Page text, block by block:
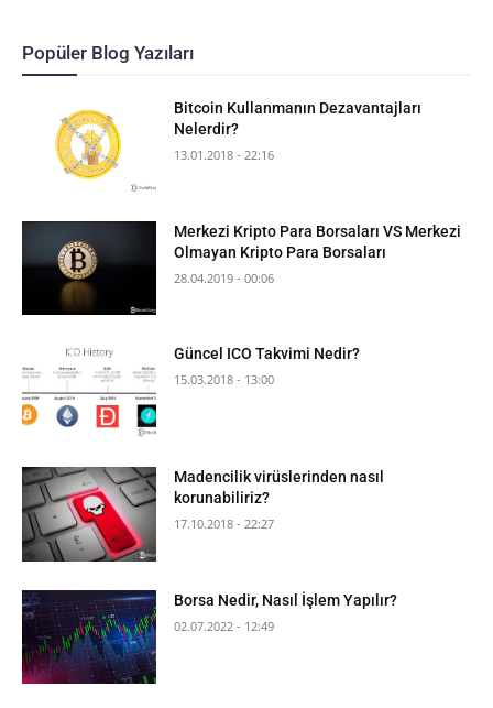
Popüler Blog Yazıları
Bitcoin Kullanmanın Dezavantajları
Nelerdir?
13.01.2018 - 22:16
Merkezi Kripto Para Borsaları VS Merkezi
Olmayan Kripto Para Borsaları
28.04.2019 - 00:06
Güncel ICO Takvimi Nedir?
15.03.2018 - 13:00
Madencilik virüslerinden nasıl
korunabiliriz?
17.10.2018 - 22:27
Borsa Nedir, Nasıl İşlem Yapılır?
02.07.2022 - 12:49